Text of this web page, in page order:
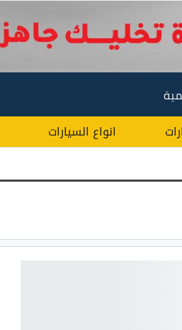
انواع السيارات